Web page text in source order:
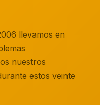
llevamos en
nuestros
estos veinte